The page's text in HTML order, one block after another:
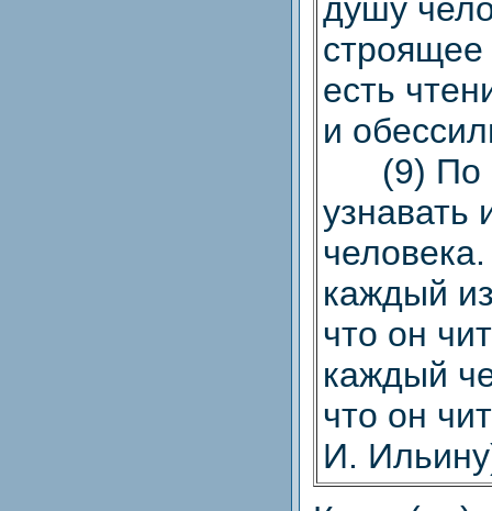
душу
строящее
есть
и
(9) По
узнавать
каждый
что он
каждый
что он
И.